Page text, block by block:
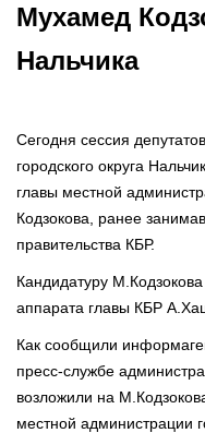
Мухамед
Нальчика
Сегодня сессия
городского округа
главы местной
Кодзокова, ранее
правительства КБР.
Кандидатуру
аппарата главы КБР
Как сообщили
пресс-службе
возложили на
местной администрации